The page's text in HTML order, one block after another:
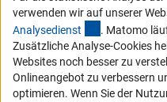
Barrierefreiheit
Service und Informationen für
Erklärung zur Barrierefreiheit
Barriere melden
verwenden wir auf unserer
Analysedienst (externer
. Matomo
Zusätzliche Analyse-Cookies
Websites noch besser zu
Onlineangebot zu verbessern
optimieren. Wenn Sie der